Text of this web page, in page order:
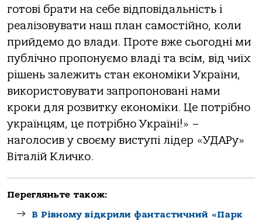
готові брати на себе відповідальність і
реалізовувати наш план самостійно, коли
прийдемо до влади. Проте вже сьогодні ми
публічно пропонуємо владі та всім, від чиїх
рішень залежить стан економіки України,
використовувати запропоновані нами
кроки для розвитку економіки. Це потрібно
українцям, це потрібно Україні!» –
наголосив у своєму виступі лідер «УДАРу»
Віталій Кличко.
Перегляньте також:
В Рівному відкрили фантастичний «Парк